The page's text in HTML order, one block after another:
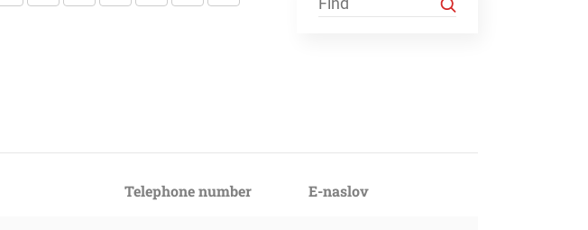
Telephone number E-naslov